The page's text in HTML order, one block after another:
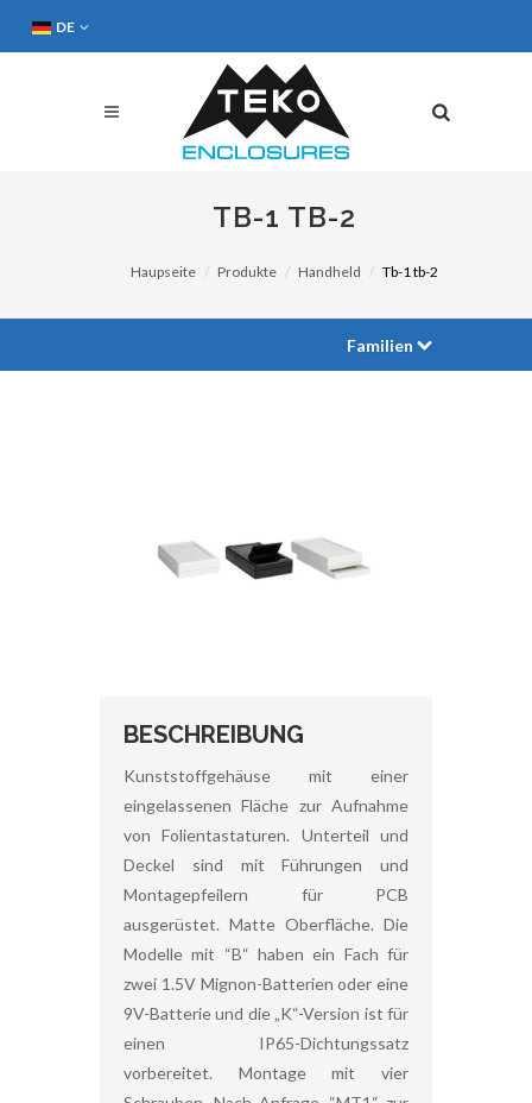
DE
TB-1 TB-2
Haupseite Produkte Handheld Tb-1 tb-2
Familien
BESCHREIBUNG
Kunststoffgehäuse mit einer
eingelassenen Fläche zur Aufnahme
von Folientastaturen. Unterteil und
Deckel sind mit Führungen und
Montagepfeilern für PCB
ausgerüstet. Matte Oberfläche. Die
Modelle mit “B“ haben ein Fach für
zwei 1.5V Mignon-Batterien oder eine
9V-Batterie und die „K“-Version ist für
einen IP65-Dichtungssatz
vorbereitet. Montage mit vier